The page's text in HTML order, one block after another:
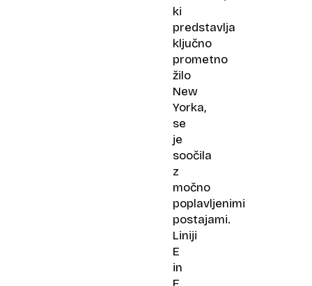
ki
predstavlja
ključno
prometno
žilo
New
Yorka,
se
je
soočila
z
močno
poplavljenimi
postajami.
Liniji
E
in